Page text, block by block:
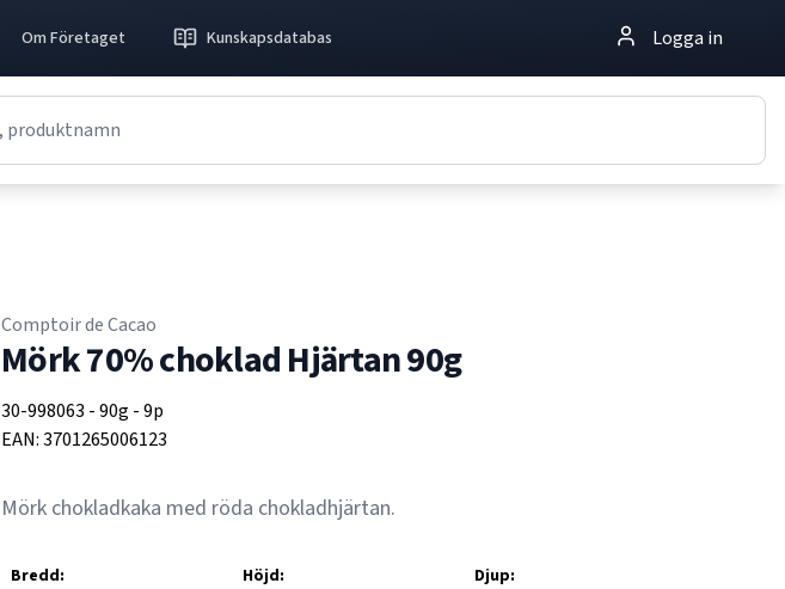
Om Företaget Kunskapsdatabas Logga in
Comptoir de Cacao
Mörk 70% choklad Hjärtan 90g
30-998063 -90g -9p
EAN:3701265006123
Mörk chokladkaka med röda chokladhjärtan.
Bredd: Höjd:
Djup: